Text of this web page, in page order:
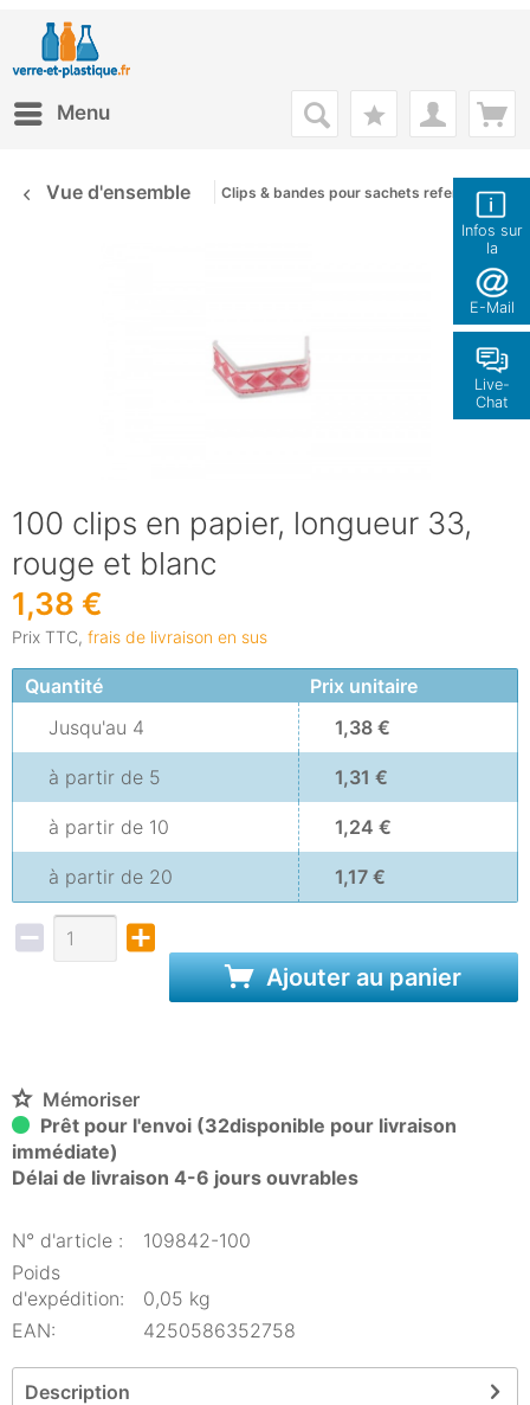
Infos sur
la
boutique
E-Mail
Live-
Chat
Menu
Vue d'ensemble Clips & bandes pour sachets refermables
100 clips en papier, longueur 33,
rouge et blanc
1,38 €
Prix TTC, frais de livraison en sus
Quantité
Prix unitaire
Jusqu'au 4 1,38 €
à partir de 5 1,31 €
à partir de 10 1,24 €
à partir de 20 1,17 €
Ajouter au panier
Mémoriser
Prêt pour l'envoi (32disponible pour livraison
immédiate)
Délai de livraison 4-6 jours ouvrables
N° d'article :
109842-100
Poids
d'expédition:
0,05 kg
EAN:
4250586352758
Description